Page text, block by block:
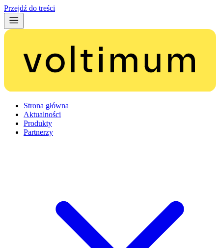
Przejdź do treści
Strona główna
Aktualności
Produkty
Partnerzy